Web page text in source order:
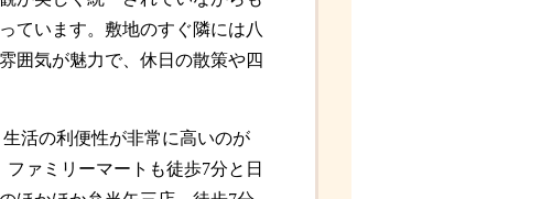
ています。敷地のすぐ隣には八
囲気が魅力で、休日の散策や四
活の利便性が非常に高いのが
ァミリーマートも徒歩7分と日